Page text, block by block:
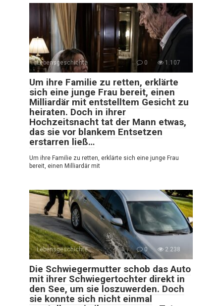
Lebensgeschichte 0 1.107
Um ihre Familie zu retten, erklärte
sich eine junge Frau bereit, einen
Milliardär mit entstelltem Gesicht zu
heiraten. Doch in ihrer
Hochzeitsnacht tat der Mann etwas,
das sie vor blankem Entsetzen
erstarren ließ…
Um ihre Familie zu retten, erklärte sich eine junge Frau
bereit, einen Milliardär mit
Lebensgeschichte 0 2.238
Die Schwiegermutter schob das Auto
mit ihrer Schwiegertochter direkt in
den See, um sie loszuwerden. Doch
sie konnte sich nicht einmal